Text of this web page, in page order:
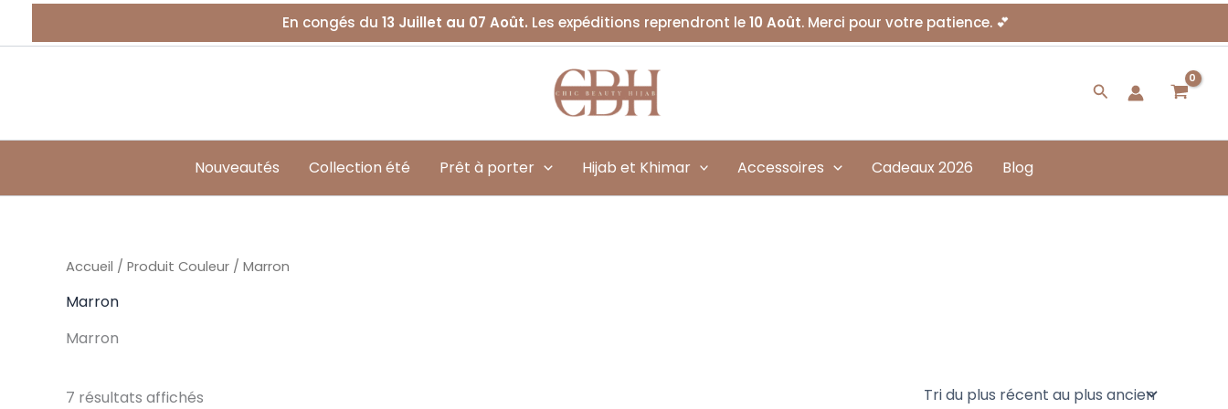
En congés du 13 Juillet au 07 Août. Les expéditions reprendront le10 Août. Merci pour votre patience. 💕
Rechercher
Nouveautés Collection été Prêt à porter Hijab et Khimar Accessoires Cadeaux 2026 Blog
Accueil / Produit Couleur / Marron
Marron
Marron
7 résultats affichés
Trié
récent